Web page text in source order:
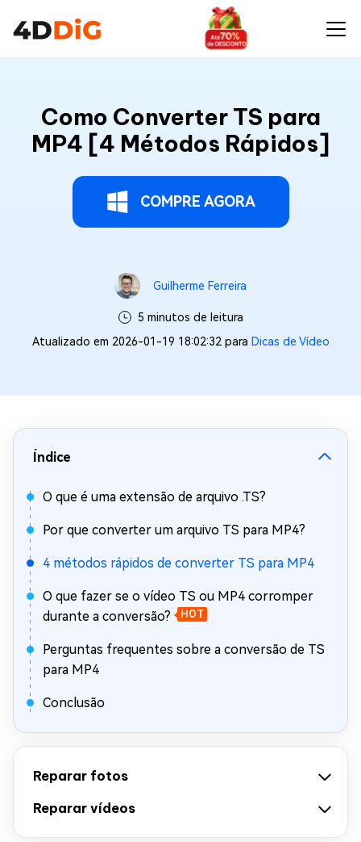
Como Converter TS para
MP4 [4 Métodos Rápidos]
COMPRE AGORA
Guilherme Ferreira
5 minutos de leitura
Atualizado em 2026-01-19 18:02:32 para Dicas de Vídeo
Índice
O que é uma extensão de arquivo .TS?
Por que converter um arquivo TS para MP4?
4 métodos rápidos de converter TS para MP4
O que fazer se o vídeo TS ou MP4 corromper
durante a conversão?
HOT
Perguntas frequentes sobre a conversão de TS
para MP4
Conclusão
Reparar fotos
Reparar vídeos